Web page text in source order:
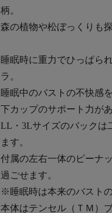
柄。
森の植物や松ぼっくりも
睡眠時に重力でひっぱら
ラ。
睡眠中のバストの不快感
下カップのサポート力が
LL・3Lサイズのバックは
ます。
付属の左右一体のピーナ
過ごせます。
※睡眠時は本来のバスト
本体はテンセル（ＴＭ）